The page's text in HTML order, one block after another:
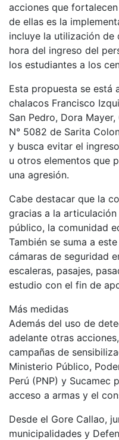
acciones que
de ellas es la
incluye la utilización de
hora del ingreso del
los estudiantes a los
Esta propuesta se está
chalacos Francisco
San Pedro, Dora
N° 5082 de Sarita
y busca evitar el
u otros elementos que
una agresión.
Cabe destacar que la
gracias a la
público, la comunidad
También se suma a
cámaras de seguridad
escaleras, pasajes,
estudio con el fin de
Más medidas
Además del uso de
adelante otras
campañas de
Ministerio Público,
Perú (PNP) y Sucamec
acceso a armas y el
Desde el Gore Callao,
municipalidades y